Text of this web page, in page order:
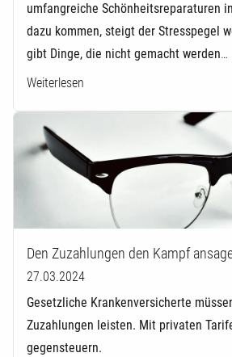
umfangreiche Schönheitsreparaturen
dazu kommen, steigt der Stresspegel
gibt Dinge, die nicht gemacht werden…
Weiterlesen
Den Zuzahlungen den Kampf
27.03.2024
Gesetzliche Krankenversicherte
Zuzahlungen leisten. Mit privaten
gegensteuern.